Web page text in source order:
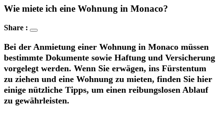
Wie miete ich eine Wohnung in Monaco?
Share :
Bei der Anmietung einer Wohnung in Monaco müssen
bestimmte Dokumente sowie Haftung und Versicherung
vorgelegt werden. Wenn Sie erwägen, ins Fürstentum
zu ziehen und eine Wohnung zu mieten, finden Sie hier
einige nützliche Tipps, um einen reibungslosen Ablauf
zu gewährleisten.